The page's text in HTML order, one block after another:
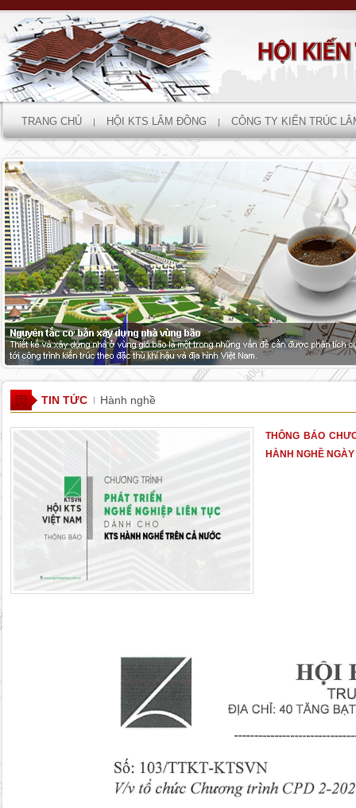
TRANG CHỦ HỘI KTS LÂM ĐỒNG CÔNG TY KIẾN TRÚC
TIN TỨC Hành nghề
THÔNG BÁO
HÀNH NGHỀ